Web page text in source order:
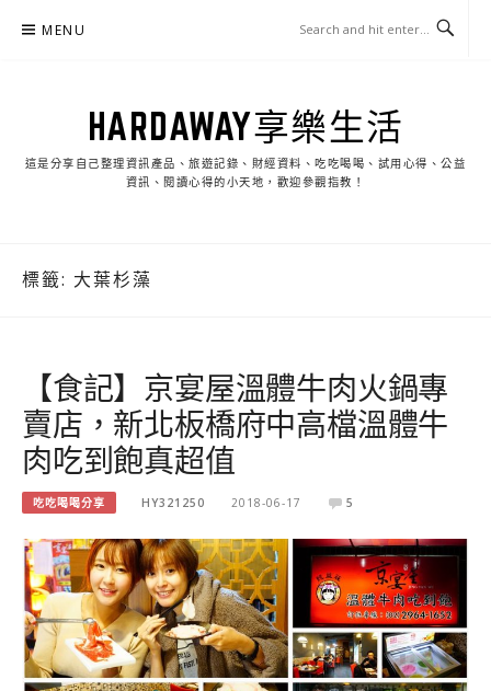
MENU
HARDAWAY享樂生活
這是分享自己整理資訊產品、旅遊記錄、財經資料、吃吃喝喝、試用心得、公益
資訊、閱讀心得的小天地，歡迎參觀指教！
標籤: 大葉杉藻
【食記】京宴屋溫體牛肉火鍋專
賣店，新北板橋府中高檔溫體牛
肉吃到飽真超值
吃吃喝喝分享 HY321250 2018-06-17 5